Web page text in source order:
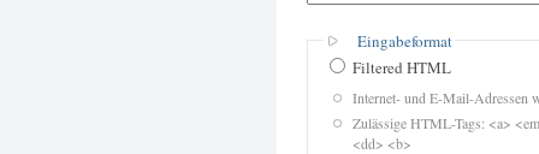
Eingabeformat
Filtered HTML
Internet- und E-Mail-Adressen
Zulässige HTML-Tags: <a>
<dd> <b>